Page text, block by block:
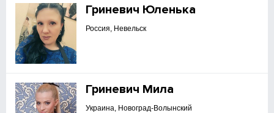
Гриневич Юленька
Россия, Невельск
Гриневич Мила
Украина, Новоград-Волынский